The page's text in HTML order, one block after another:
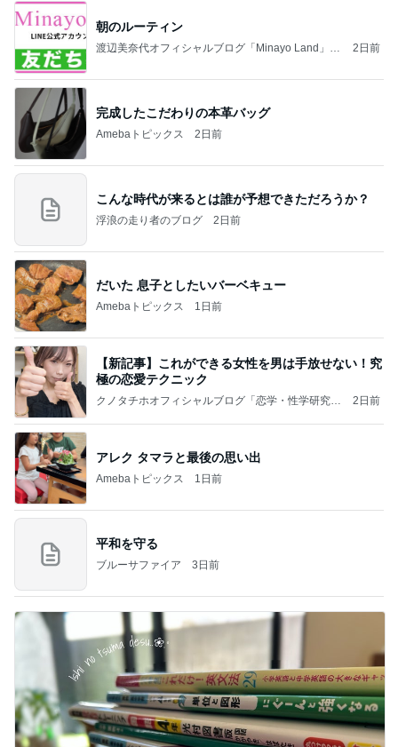
朝のルーティン
渡辺美奈代オフィシャルブログ「Minayo Land」P
2日前
完成したこだわりの本革バッグ
Amebaトピックス 2日前
こんな時代が来るとは誰が予想できただろうか？
浮浪の走り者のブログ 2日前
だいた 息子としたいバーベキュー
Amebaトピックス 1日前
【新記事】これができる女性を男は手放せない！究
極の恋愛テクニック
クノタチホオフィシャルブログ「恋学・性学研究
2日前
アレク タマラと最後の思い出
Amebaトピックス 1日前
平和を守る
ブルーサファイア 3日前